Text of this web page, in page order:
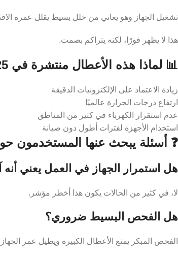
تشغيل الجهاز وهو يعاني من خلل بسيط يقلل عمره الافتراضي بنسبة
هذا لا يظهر فورًا، لكنه يتراكم بصمت.
📊 لماذا هذه الأعطال منتشرة في 2025 و2026؟
زيادة الاعتماد على الإلكترونيات الدقيقة
ارتفاع درجات الحرارة عالميًا
عدم استقرار الكهرباء في كثير من المناطق
استخدام الأجهزة لفترات أطول دون صيانة
❓ أسئلة يبحث عنها المستخدمون
هل استمرار الجهاز في العمل يعني أنه
لا، في كثير من الحالات يكون هذا أخطر مؤشر.
هل الفحص البسيط ضروري؟
الفحص المبكر يمنع الأعطال الكبيرة ويطيل عمر